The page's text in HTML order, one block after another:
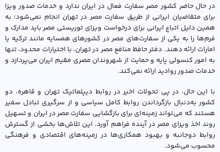
در حال حاضر کشور مصر سفارت فعال در ایران ندارد و خدمات صدور ویزا
برای متقاضیان ایرانی از طریق سفارت مصر در تهران انجام نمی‌شود؛ به
همین دلیل اتباع ایرانی برای درخواست ویزای توریستی مصر باید مدارک و
فرم‌ها را به یکی از سفارت‌های مصر در کشورهای همسایه مانند ترکیه یا
امارات ارائه دهند. دفتر حافظ منافع مصر در تهران، با اختیارات محدود، تنها
به امور کنسولی پایه و حمایت از شهروندان مصری مقیم ایران می‌پردازد و
خدمات صدور روادید ارائه نمی‌کند.
با این حال، در پی تحولات اخیر در روابط دیپلماتیک تهران و قاهره، دو
کشور به‌دنبال بازگرداندن روابط کامل سیاسی و از سرگیری تبادل سفیر
هستند که می‌تواند زمینه‌ای برای بازگشایی سفارت مصر در ایران و تسهیل
روند اخذ ویزای مصر در آینده فراهم آورد. این تلاش‌ها بخشی از گسترش
روابط دوجانبه و بهبود همکاری‌ها در زمینه‌های اقتصادی و فرهنگی
محسوب می‌شود.